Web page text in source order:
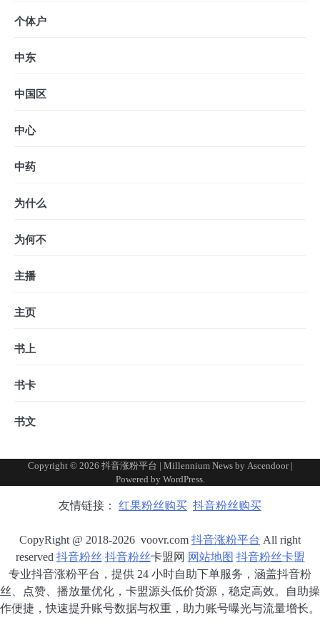
个体户
中东
中国区
中心
中药
为什么
为何不
主播
主页
书上
书卡
书文
Copyright © 2026 抖音涨粉平台 | Millennium News by Ascendoor|
Powered by WordPress.
友情链接： 红果粉丝购买 抖音粉丝购买
CopyRight @ 2018-2026 voovr.com 抖音涨粉平台 All right
reserved 抖音粉丝 抖音粉丝卡盟网 网站地图 抖音粉丝卡盟
专业抖音涨粉平台，提供 24 小时自助下单服务，涵盖抖音粉
丝、点赞、播放量优化，卡盟源头低价货源，稳定高效。自助操
作便捷，快速提升账号数据与权重，助力账号曝光与流量增长。